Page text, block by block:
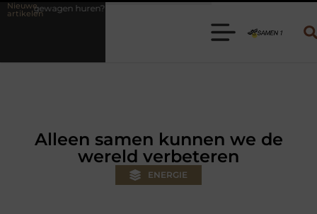
Nieuwe
artikelen
Kies de juiste aanhanger voor jouw klus
Alleen samen kunnen we de
wereld verbeteren
ENERGIE